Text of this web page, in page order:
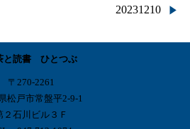
20231210
と読書 ひとつぶ
〒270-2261
松戸市常盤平2-9-1
２石川ビル３Ｆ